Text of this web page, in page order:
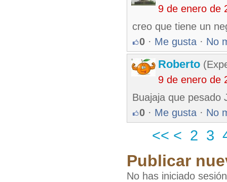
9 de enero de
creo que tiene un
0 · Me gusta · No
Roberto
9 de enero de
Buajaja que pesado
0 · Me gusta · No
<< < 2 3
Publicar
No has iniciado